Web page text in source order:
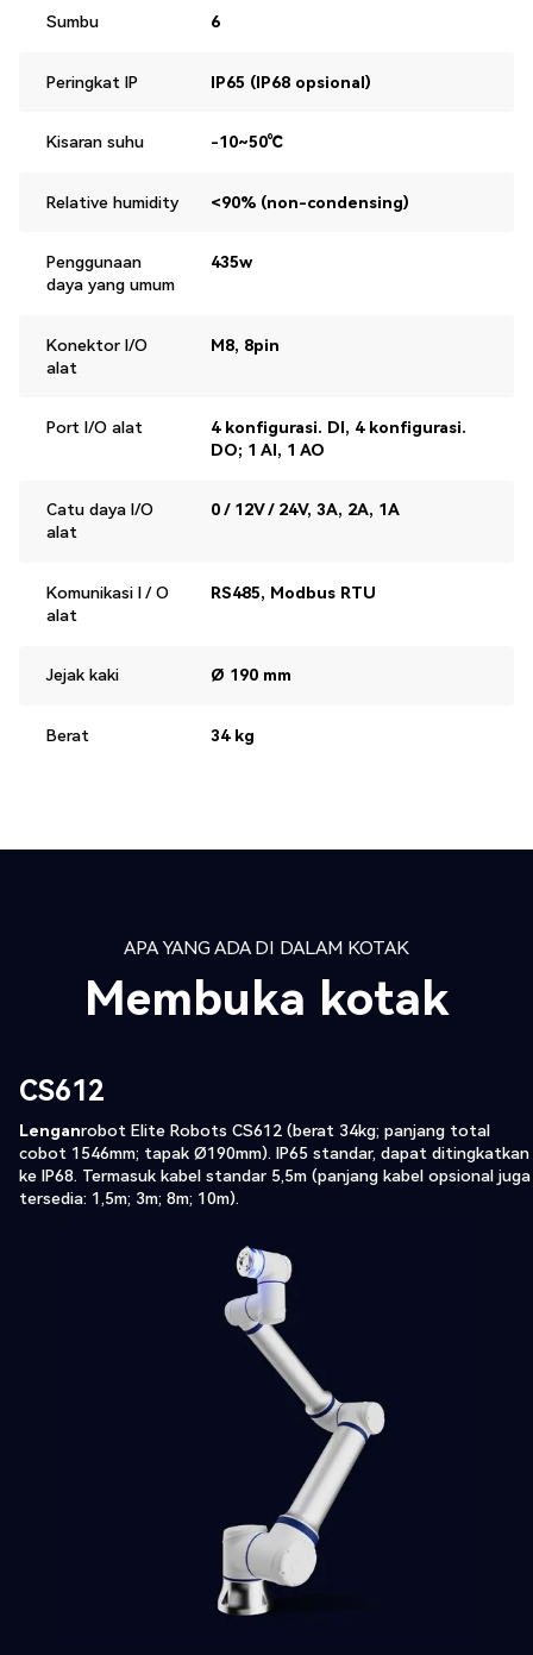
Sumbu 6
Peringkat IP IP65 (IP68 opsional)
Kisaran suhu -10~50℃
Relative humidity <90% (non-condensing)
Penggunaan
daya yang umum
435w
Konektor I/O
alat
M8, 8pin
Port I/O alat
4 konfigurasi. DI, 4 konfigurasi.
DO; 1 AI, 1 AO
Catu daya I/O
alat
0 / 12V / 24V, 3A, 2A, 1A
Komunikasi I / O
alat
RS485, Modbus RTU
Jejak kaki Ø 190 mm
Berat 34 kg
APA YANG ADA DI DALAM KOTAK
Membuka kotak
CS612
‍Lenganrobot Elite Robots CS612 (berat 34kg; panjang total
cobot 1546mm; tapak Ø190mm). IP65 standar, dapat ditingkatkan
ke IP68. Termasuk kabel standar 5,5m (panjang kabel opsional juga
tersedia: 1,5m; 3m; 8m; 10m).